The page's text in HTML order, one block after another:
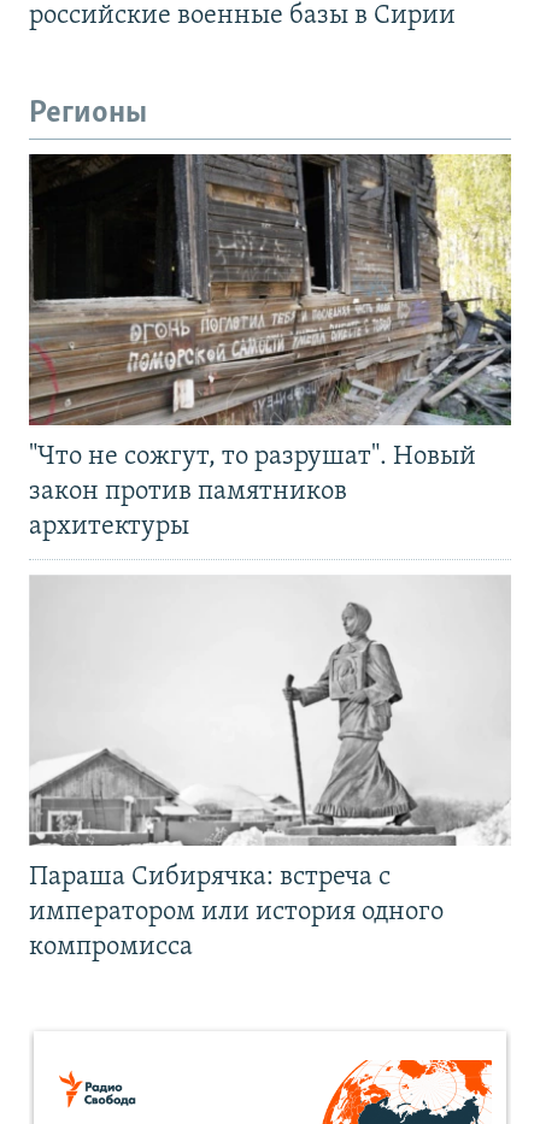
российские военные базы в Сирии
Регионы
"Что не сожгут, то разрушат". Новый
закон против памятников
архитектуры
Параша Сибирячка: встреча с
императором или история одного
компромисса